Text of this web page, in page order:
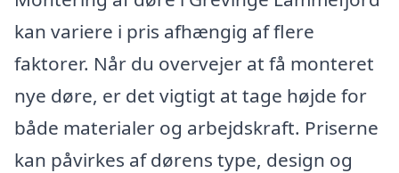
kan variere i pris afhængig af flere
faktorer. Når du overvejer at få monteret
nye døre, er det vigtigt at tage højde for
både materialer og arbejdskraft. Priserne
kan påvirkes af dørens type, design og